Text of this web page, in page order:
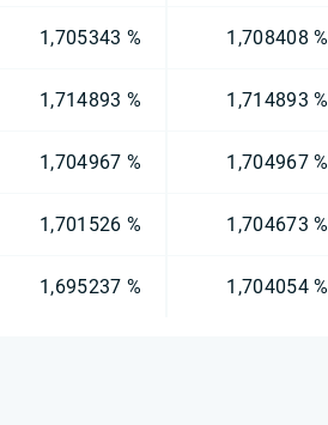
1,705343 % 1,708408 %
1,714893 % 1,714893 %
1,704967 % 1,704967 %
1,701526 % 1,704673 %
1,695237 % 1,704054 %